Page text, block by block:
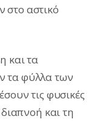
στο αστικό
και τα
τα φύλλα των
τις φυσικές
και τη